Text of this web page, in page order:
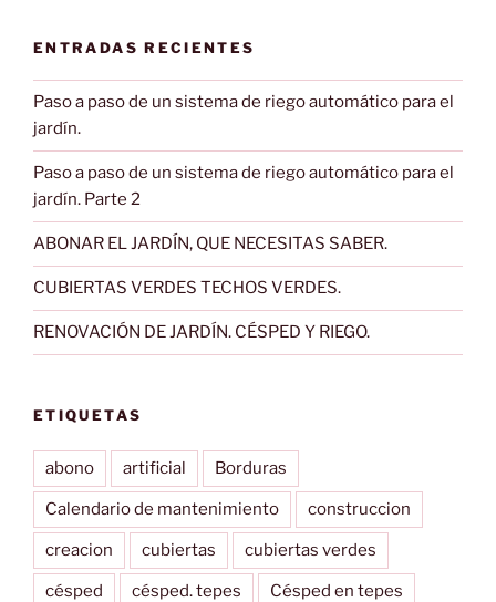
ENTRADAS RECIENTES
Paso a paso de un sistema de riego automático para el
jardín.
Paso a paso de un sistema de riego automático para el
jardín. Parte 2
ABONAR EL JARDÍN, QUE NECESITAS SABER.
CUBIERTAS VERDES TECHOS VERDES.
RENOVACIÓN DE JARDÍN. CÉSPED Y RIEGO.
ETIQUETAS
abono artificial Borduras
Calendario de mantenimiento construccion
creacion cubiertas cubiertas verdes
césped césped. tepes Césped en tepes